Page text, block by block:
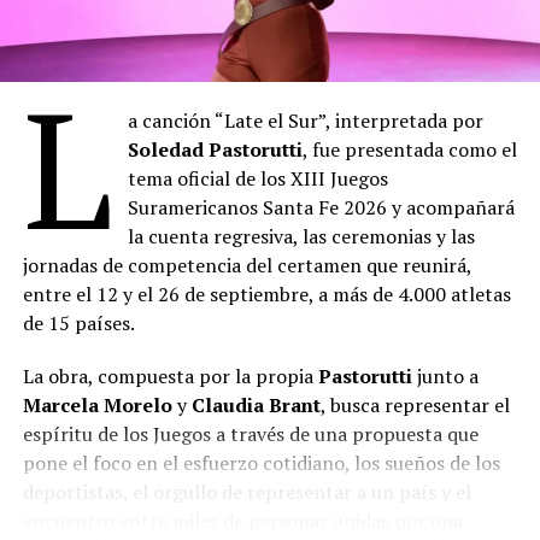
L
a canción “Late el Sur”, interpretada por
Soledad Pastorutti, fue presentada como el
tema oficial de los XIII Juegos
Suramericanos Santa Fe 2026 y acompañará
la cuenta regresiva, las ceremonias y las
jornadas de competencia del certamen que reunirá,
entre el 12 y el 26 de septiembre, a más de 4.000 atletas
de 15 países.
La obra, compuesta por la propiaPastoruttijunto a
Marcela MoreloyClaudia Brant, busca representar el
espíritu de los Juegos a través de una propuesta que
pone el foco en el esfuerzo cotidiano, los sueños de los
deportistas, el orgullo de representar a un país y el